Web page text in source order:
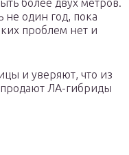
более двух метров.
не один год, пока
проблем нет и
и уверяют, что из
ЛА-гибриды